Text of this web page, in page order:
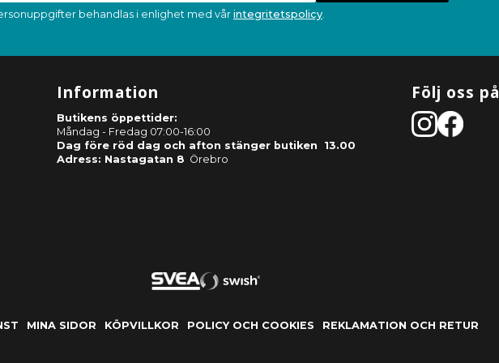
behandlas i enlighet med vår integritetspolicy.
Information
Butikens öppettider:
Måndag - Fredag 07:00-16:00
Dag före röd dag och afton stänger butiken 13.00
Adress: Nastagatan 8 Örebro
Följ oss på
MINA SIDOR KÖPVILLKOR POLICY OCH COOKIES REKLAMATION OCH RETUR